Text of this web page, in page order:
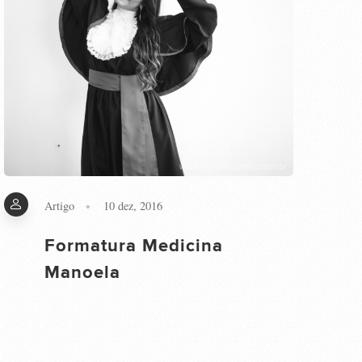
Artigo 10 dez, 2016
Formatura Medicina
Manoela